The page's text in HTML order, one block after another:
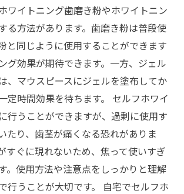
ワイトニング歯磨き粉やホワイトニン
る方法があります。歯磨き粉は普段使
と同じように使用することができます
グ効果が期待できます。一方、ジェル
、マウスピースにジェルを塗布してか
定時間効果を待ちます。 セルフホワイ
行うことができますが、過剰に使用す
たり、歯茎が痛くなる恐れがありま
すぐに現れないため、焦って使いすぎ
。使用方法や注意点をしっかりと理解
行うことが大切です。 自宅でセルフホ